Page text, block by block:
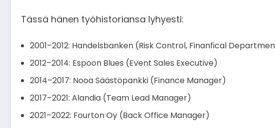
Tässä hänen työhistoriansa lyhyesti:
2001–2012: Handelsbanken (Risk Control, Finanfical
2012–2014: Espoon Blues (Event Sales Executive)
2014–2017: Nooa Säästöpankki (Finance Manager)
2017–2021: Alandia (Team Lead Manager)
2021–2022: Fourton Oy (Back Office Manager)